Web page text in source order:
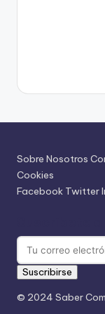
Sobre Nosotros
Cookies
Facebook Twitter
Suscribirse
© 2024 Saber